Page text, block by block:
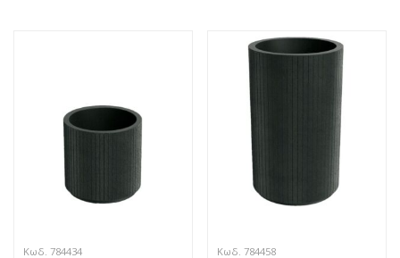
Κωδ. 784434 Κωδ. 784458